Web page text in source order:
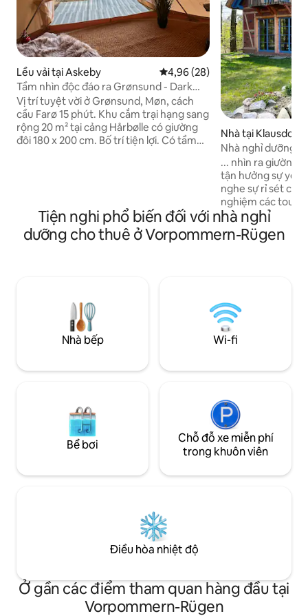
Lều vải tại Askeby Xếp hạng trung bình 4,96/5, 28
4,96 (28)
Tầm nhìn độc đáo ra Grønsund - Dark
Sky Glamping
Vị trí tuyệt vời ở Grønsund, Møn, cách
cầu Farø 15 phút. Khu cắm trại hạng sang
rộng 20 m² tại cảng Hårbølle có giường
đôi 180 x 200 cm. Bố trí tiện lợi. Có tầm
Camøno: 5 phút đến Dagli'Brugsen, 20
phút đến Stege, 40 phút đến Møns Klint.
Không hút thuốc trong cả nhà và vườn.
Chất tẩy rửa và xà phòng không có nước
Nhà tại Klausdorf
Nhà nghỉ dưỡng
... nhìn ra giường
tận hưởng sự yên
nghe sự rỉ sét
nghiệm các tour
tiếp trên mặt
nhiên. Một ngôi nhà nửa lớp đẹp, hiện đại
và mộc mạc, ít
miễn phí, vòi sen
mái chèo đứng,
đạp.
Tiện nghi phổ biến đối với nhà nghỉ
dưỡng cho thuê ở Vorpommern-Rügen
Nhà bếp Wi-fi
Bể bơi
Chỗ đỗ xe miễn phí
trong khuôn viên
Điều hòa nhiệt độ
Ở gần các điểm tham quan hàng đầu tại
Vorpommern-Rügen